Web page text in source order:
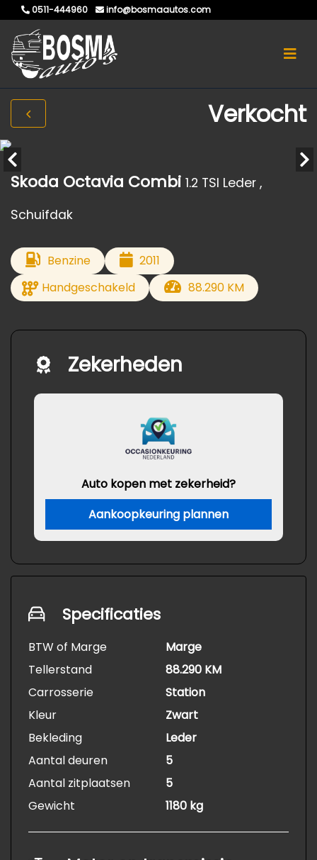
0511-444960 info@bosmaautos.com
Verkocht
Skoda Octavia Combi 1.2 TSI Leder ,
Schuifdak
Benzine
2011
Handgeschakeld
88.290 KM
Zekerheden
Auto kopen met zekerheid?
Aankoopkeuring plannen
Specificaties
BTW of Marge
Marge
Tellerstand
88.290 KM
Carrosserie
Station
Kleur
Zwart
Bekleding
Leder
Aantal deuren
5
Aantal zitplaatsen
5
Gewicht
1180 kg